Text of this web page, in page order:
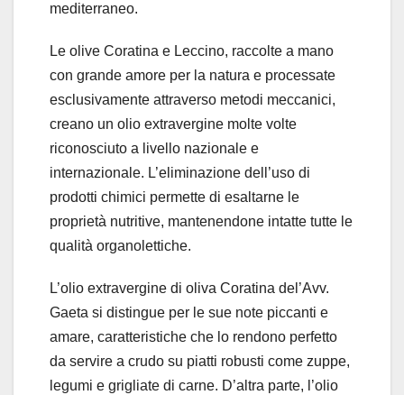
mediterraneo.
Le olive Coratina e Leccino, raccolte a mano
con grande amore per la natura e processate
esclusivamente attraverso metodi meccanici,
creano un olio extravergine molte volte
riconosciuto a livello nazionale e
internazionale. L’eliminazione dell’uso di
prodotti chimici permette di esaltarne le
proprietà nutritive, mantenendone intatte tutte le
qualità organolettiche.
L’olio extravergine di oliva Coratina del’Avv.
Gaeta si distingue per le sue note piccanti e
amare, caratteristiche che lo rendono perfetto
da servire a crudo su piatti robusti come zuppe,
legumi e grigliate di carne. D’altra parte, l’olio